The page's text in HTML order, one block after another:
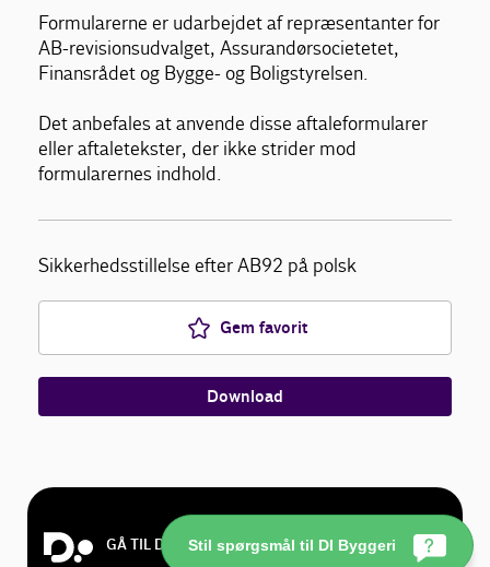
Formularerne er udarbejdet af repræsentanter for
AB-revisionsudvalget, Assurandørsocietetet,
Finansrådet og Bygge- og Boligstyrelsen.
Det anbefales at anvende disse aftaleformularer
eller aftaletekster, der ikke strider mod
formularernes indhold.
Sikkerhedsstillelse efter AB92 på polsk
Gem favorit
Download
GÅ TIL DI.DKStil spørgsmål til DI Byggeri